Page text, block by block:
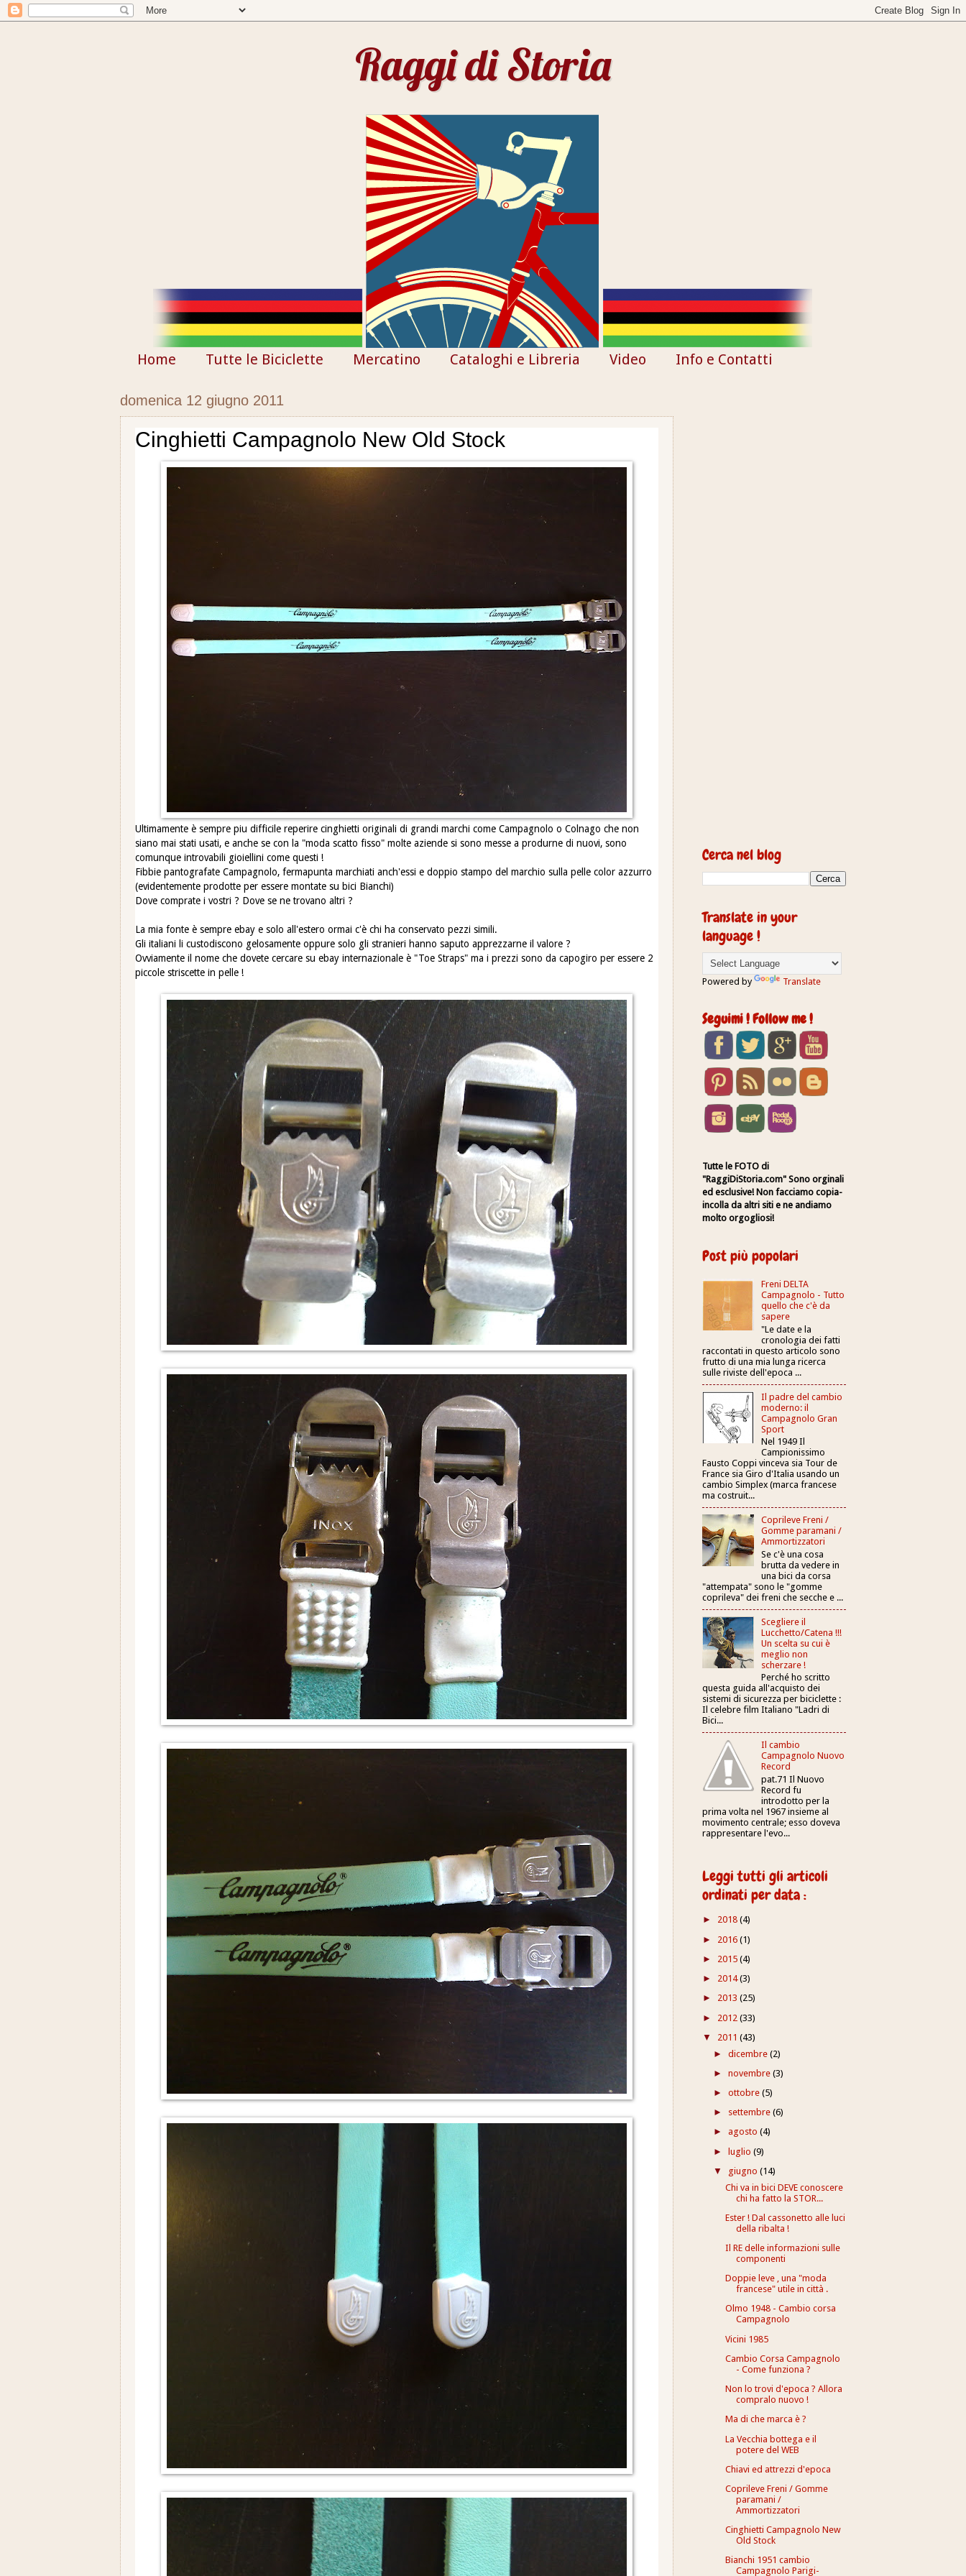
Raggi di Storia
Home Tutte le Biciclette Mercatino Cataloghi e Libreria Video Info e Contatti
domenica 12 giugno 2011
Cinghietti Campagnolo New Old Stock
Ultimamente è sempre piu difficile reperire cinghietti originali di grandi marchi come Campagnolo o Colnago che non
siano mai stati usati, e anche se con la "moda scatto fisso" molte aziende si sono messe a produrne di nuovi, sono
comunque introvabili gioiellini come questi !
Fibbie pantografate Campagnolo, fermapunta marchiati anch'essi e doppio stampo del marchio sulla pelle color azzurro
(evidentemente prodotte per essere montate su bici Bianchi)
Dove comprate i vostri ? Dove se ne trovano altri ?
La mia fonte è sempre ebay e solo all'estero ormai c'è chi ha conservato pezzi simili.
Gli italiani li custodiscono gelosamente oppure solo gli stranieri hanno saputo apprezzarne il valore ?
Ovviamente il nome che dovete cercare su ebay internazionale è "Toe Straps" ma i prezzi sono da capogiro per essere 2
piccole striscette in pelle !
Cerca nel blog
Translate in your
language !
Powered by Translate
Seguimi ! Follow me !
Tutte le FOTO di
"RaggiDiStoria.com" Sono orginali
ed esclusive! Non facciamo copia-
incolla da altri siti e ne andiamo
molto orgogliosi!
Post più popolari
Freni DELTA
Campagnolo - Tutto
quello che c'è da
sapere
"Le date e la
cronologia dei fatti
raccontati in questo articolo sono
frutto di una mia lunga ricerca
sulle riviste dell'epoca ...
Il padre del cambio
moderno: il
Campagnolo Gran
Sport
Nel 1949 Il
Campionissimo
Fausto Coppi vinceva sia Tour de
France sia Giro d'Italia usando un
cambio Simplex (marca francese
ma costruit...
Coprileve Freni /
Gomme paramani /
Ammortizzatori
Se c'è una cosa
brutta da vedere in
una bici da corsa
"attempata" sono le "gomme
coprileva" dei freni che secche e ...
Scegliere il
Lucchetto/Catena !!!
Un scelta su cui è
meglio non
scherzare !
Perché ho scritto
questa guida all'acquisto dei
sistemi di sicurezza per biciclette :
Il celebre film Italiano "Ladri di
Bici...
Il cambio
Campagnolo Nuovo
Record
pat.71 Il Nuovo
Record fu
introdotto per la
prima volta nel 1967 insieme al
movimento centrale; esso doveva
rappresentare l'evo...
Leggi tutti gli articoli
ordinati per data :
► 2018 (4)
► 2016 (1)
► 2015 (4)
► 2014(3)
► 2013 (25)
► 2012 (33)
▼ 2011 (43)
►dicembre(2)
►novembre(3)
►ottobre(5)
► settembre(6)
►agosto(4)
►luglio(9)
▼ giugno(14)
Chi va in bici DEVE conoscere
chi ha fatto la STOR...
Ester ! Dal cassonetto alle luci
della ribalta !
Il RE delle informazioni sulle
componenti
Doppie leve , una "moda
francese" utile in città .
Olmo 1948 - Cambio corsa
Campagnolo
Vicini 1985
Cambio Corsa Campagnolo
- Come funziona ?
Non lo trovi d'epoca ? Allora
compralo nuovo !
Ma di che marca è ?
La Vecchia bottega e il
potere del WEB
Chiavi ed attrezzi d'epoca
Coprileve Freni / Gomme
paramani /
Ammortizzatori
Cinghietti Campagnolo New
Old Stock
Bianchi 1951 cambio
Campagnolo Parigi-